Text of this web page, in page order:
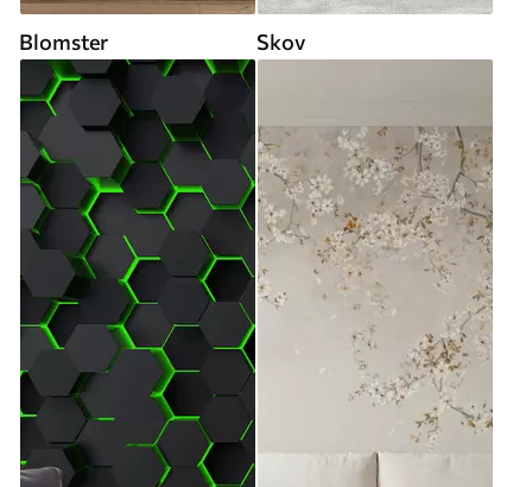
Blomster Skov